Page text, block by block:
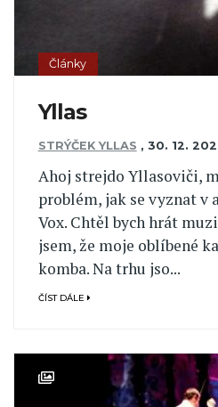
Články
Yllas
STRÝČEK YLLAS , 30. 12.
Ahoj strejdo Yllasoviči,
problém, jak se vyznat v
Vox. Chtěl bych hrát
jsem, že moje oblíbené
komba. Na trhu jso...
ČÍST DÁLE